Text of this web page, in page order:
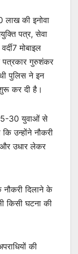
की इनोवा
पत्र, सेवा
मोबाइल
पत्रकार गुरुशंकर
पुलिस ने इन
कर दी है।
30 युवाओं से
उन्होंने नौकरी
उधार लेकर
दिलाने के
किसी घटना की
की